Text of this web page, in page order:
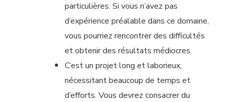
particulières. Si vous n’avez pas
d’expérience préalable dans ce domaine,
vous pourriez rencontrer des difficultés
et obtenir des résultats médiocres.
C’estun projet long et laborieux,
nécessitant beaucoup de temps et
d’efforts. Vous devrez consacrer du